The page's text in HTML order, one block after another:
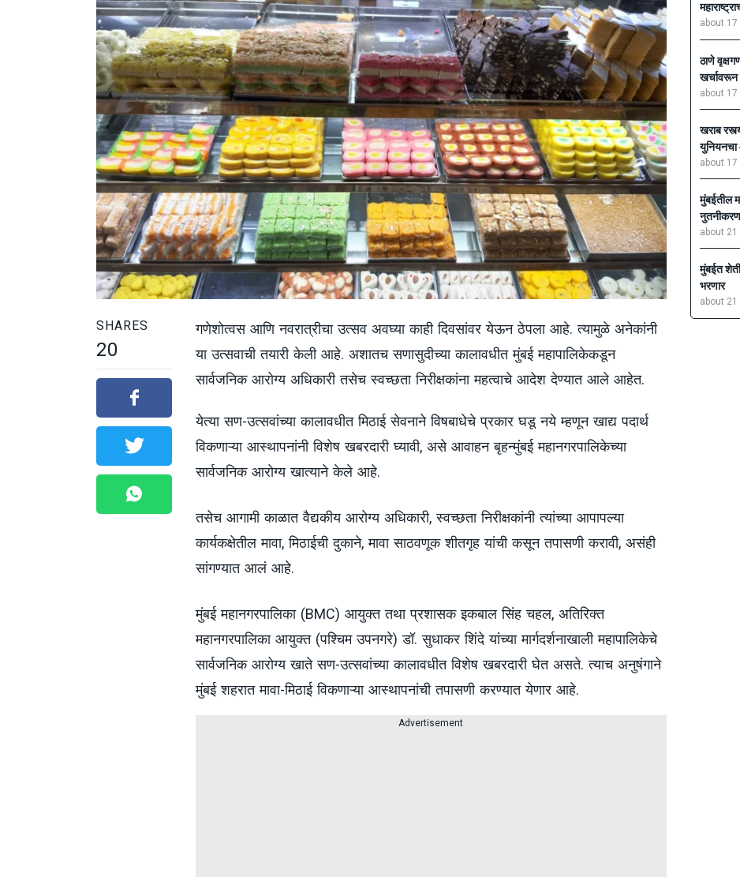
SHARES
20
गणेशोत्वस आणि नवरात्रीचा उत्सव अवघ्या काही दिवसांवर येऊन ठेपला आहे. त्यामुळे अनेकांनी
या उत्सवाची तयारी केली आहे. अशातच सणासुदीच्या कालावधीत मुंबई महापालिकेकडून
सार्वजनिक आरोग्य अधिकारी तसेच स्वच्छता निरीक्षकांना महत्वाचे आदेश देण्यात आले आहेत.
येत्या सण-उत्सवांच्या कालावधीत मिठाई सेवनाने विषबाधेचे प्रकार घडू नये म्हणून खाद्य पदार्थ
विकणाऱ्या आस्थापनांनी विशेष खबरदारी घ्यावी, असे आवाहन बृहन्मुंबई महानगरपालिकेच्या
सार्वजनिक आरोग्य खात्याने केले आहे.
तसेच आगामी काळात वैद्यकीय आरोग्य अधिकारी, स्वच्छता निरीक्षकांनी त्यांच्या आपापल्या
कार्यकक्षेतील मावा, मिठाईची दुकाने, मावा साठवणूक शीतगृह यांची कसून तपासणी करावी, असंही
सांगण्यात आलं आहे.
मुंबई महानगरपालिका (BMC) आयुक्त तथा प्रशासक इकबाल सिंह चहल, अतिरिक्त
महानगरपालिका आयुक्त (पश्चिम उपनगरे) डॉ. सुधाकर शिंदे यांच्या मार्गदर्शनाखाली महापालिकेचे
सार्वजनिक आरोग्य खाते सण-उत्सवांच्या कालावधीत विशेष खबरदारी घेत असते. त्याच अनुषंगाने
मुंबई शहरात मावा-मिठाई विकणाऱ्या आस्थापनांची तपासणी करण्यात येणार आहे.
Advertisement
about
ठाणे
खर्चावरून
about
खराब
युनियनचा
about
मुंबईतील
about
मुंबईत
भरणार
about